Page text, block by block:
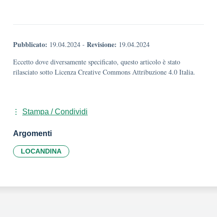
Pubblicato: 19.04.2024 - Revisione: 19.04.2024
Eccetto dove diversamente specificato, questo articolo è stato
rilasciato sotto Licenza Creative Commons Attribuzione 4.0 Italia.
Stampa / Condividi
Argomenti
LOCANDINA